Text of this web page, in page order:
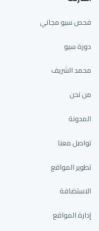
فحص سيو مجاني
دورة سيو
محمد الشريف
من نحن
المدونة
تواصل معنا
تطوير المواقع
الاستضافة
إدارة المواقع